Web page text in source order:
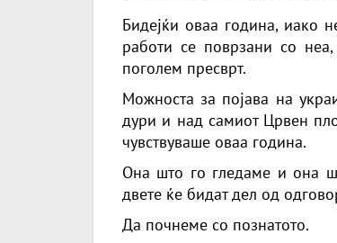
Бидејќи оваа година, иако
работи се поврзани со
поголем пресврт.
Можноста за појава на
дури и над самиот Црвен
чувствуваше оваа година.
Она што го гледаме и она
двете ќе бидат дел од
Да почнеме со познатото.